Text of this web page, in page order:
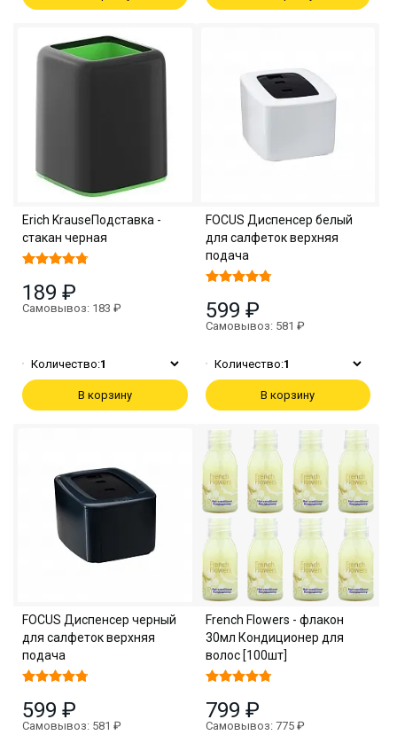
Erich KrauseПодставка -
стакан черная
189 ₽
Самовывоз: 183 ₽
Количество:1
В корзину
FOCUS Диспенсер белый
для салфеток верхняя
подача
599 ₽
Самовывоз: 581 ₽
Количество:1
В корзину
FOCUS Диспенсер черный
для салфеток верхняя
подача
599 ₽
Самовывоз: 581 ₽
French Flowers - флакон
30мл Кондиционер для
волос [100шт]
799 ₽
Самовывоз: 775 ₽